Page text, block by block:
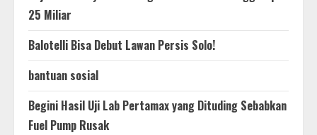
25 Miliar
Balotelli Bisa Debut Lawan Persis Solo!
bantuan sosial
Begini Hasil Uji Lab Pertamax yang Dituding Sebabkan
Fuel Pump Rusak